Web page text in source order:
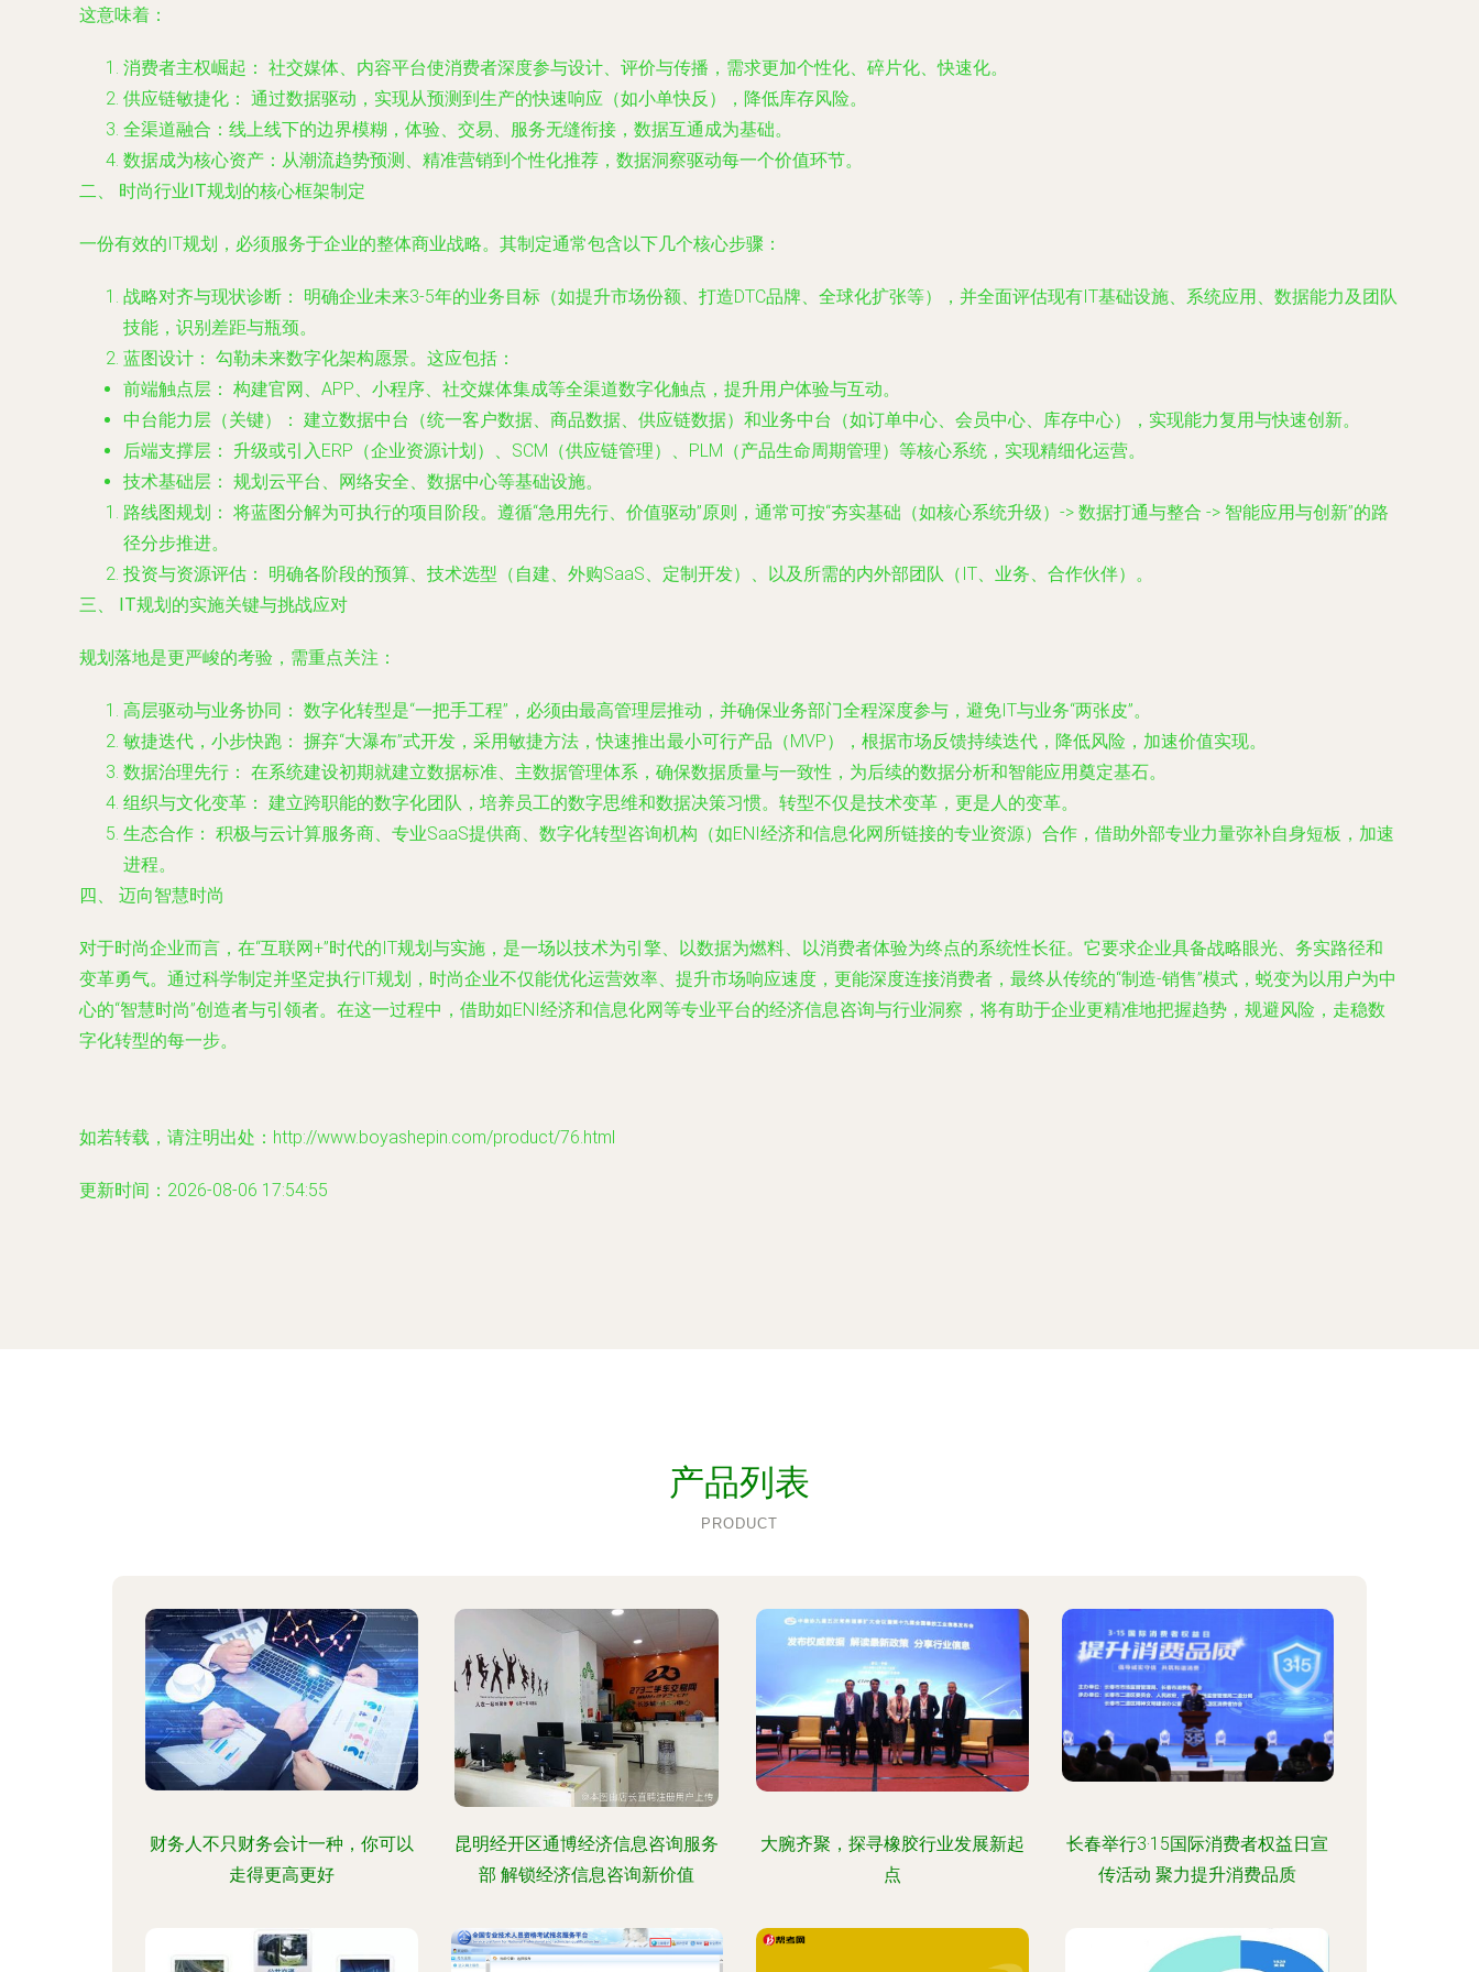
这意味着：
消费者主权崛起： 社交媒体、内容平台使消费者深度参与设计、评价与传播，需求更加个性化、碎片化、快速化。
供应链敏捷化： 通过数据驱动，实现从预测到生产的快速响应（如小单快反），降低库存风险。
全渠道融合：线上线下的边界模糊，体验、交易、服务无缝衔接，数据互通成为基础。
数据成为核心资产：从潮流趋势预测、精准营销到个性化推荐，数据洞察驱动每一个价值环节。
二、 时尚行业IT规划的核心框架制定
一份有效的IT规划，必须服务于企业的整体商业战略。其制定通常包含以下几个核心步骤：
战略对齐与现状诊断：
明确企业未来3-5年的业务目标（如提升市场份额、打造DTC品牌、全球化扩张等），并全面评估现有IT基础设施、系统应用、数据能力及团队
技能，识别差距与瓶颈。
蓝图设计： 勾勒未来数字化架构愿景。这应包括：
前端触点层： 构建官网、APP、小程序、社交媒体集成等全渠道数字化触点，提升用户体验与互动。
中台能力层（关键）： 建立数据中台（统一客户数据、商品数据、供应链数据）和业务中台（如订单中心、会员中心、库存中心），实现能力复用与快速创新。
后端支撑层：
升级或引入ERP（企业资源计划）、SCM（供应链管理）、PLM（产品生命周期管理）等核心系统，实现精细化运营。
技术基础层： 规划云平台、网络安全、数据中心等基础设施。
路线图规划： 将蓝图分解为可执行的项目阶段。遵循“急用先行、价值驱动”原则，通常可按“夯实基础（如核心系统升级）-> 数据打通与整合 -> 智能应用与创新”的路
径分步推进。
投资与资源评估：
明确各阶段的预算、技术选型（自建、外购SaaS、定制开发）、以及所需的内外部团队（IT、业务、合作伙伴）。
三、 IT规划的实施关键与挑战应对
规划落地是更严峻的考验，需重点关注：
高层驱动与业务协同： 数字化转型是“一把手工程”，必须由最高管理层推动，并确保业务部门全程深度参与，避免IT与业务“两张皮”。
敏捷迭代，小步快跑： 摒弃“大瀑布”式开发，采用敏捷方法，快速推出最小可行产品（MVP），根据市场反馈持续迭代，降低风险，加速价值实现。
数据治理先行： 在系统建设初期就建立数据标准、主数据管理体系，确保数据质量与一致性，为后续的数据分析和智能应用奠定基石。
组织与文化变革： 建立跨职能的数字化团队，培养员工的数字思维和数据决策习惯。转型不仅是技术变革，更是人的变革。
生态合作： 积极与云计算服务商、专业SaaS提供商、数字化转型咨询机构（如ENI经济和信息化网所链接的专业资源）合作，借助外部专业力量弥补自身短板，加速
进程。
四、 迈向智慧时尚
对于时尚企业而言，在“互联网+”时代的IT规划与实施，是一场以技术为引擎、以数据为燃料、以消费者体验为终点的系统性长征。它要求企业具备战略眼光、务实路径和
变革勇气。通过科学制定并坚定执行IT规划，时尚企业不仅能优化运营效率、提升市场响应速度，更能深度连接消费者，最终从传统的“制造-销售”模式，蜕变为以用户为中
心的“智慧时尚”创造者与引领者。在这一过程中，借助如ENI经济和信息化网等专业平台的经济信息咨询与行业洞察，将有助于企业更精准地把握趋势，规避风险，走稳数
字化转型的每一步。
如若转载，请注明出处：http://www.boyashepin.com/product/76.html
更新时间：2026-08-06 17:54:55
产品列表
PRODUCT
财务人不只财务会计一种，你可以
走得更高更好
昆明经开区通博经济信息咨询服务
部 解锁经济信息咨询新价值
大腕齐聚，探寻橡胶行业发展新起
点
长春举行3·15国际消费者权益日宣
传活动 聚力提升消费品质